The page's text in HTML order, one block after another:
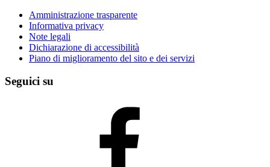
Amministrazione trasparente
Informativa privacy
Note legali
Dichiarazione di accessibilità
Piano di miglioramento del sito e dei servizi
Seguici su